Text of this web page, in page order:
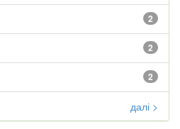
2
2
2
далі >